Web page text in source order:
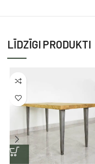
LĪDZĪGI PRODUKTI